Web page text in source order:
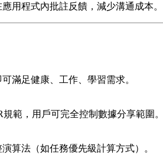
用程式內批註反饋，減少溝通成本。
滿足健康、工作、學習需求。
範，用戶可完全控制數據分享範圍。
算法（如任務優先級計算方式）。